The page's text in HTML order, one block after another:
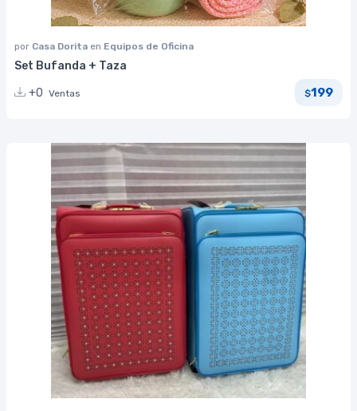
por Casa Dorita en Equipos de Oficina
Set Bufanda + Taza
+0 Ventas $199